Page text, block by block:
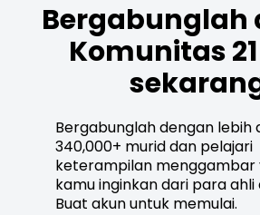
Bergabunglah
Komunitas
Bergabunglah dengan lebih
340,000+ murid dan pelajari
keterampilan menggambar
kamu inginkan dari para ahli
Buat akun untuk memulai.